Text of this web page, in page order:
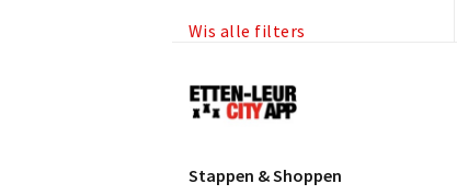
Te huur voor privé gelegenheden
Wis alle filters
Etten-
Leur
Stappen & Shoppen